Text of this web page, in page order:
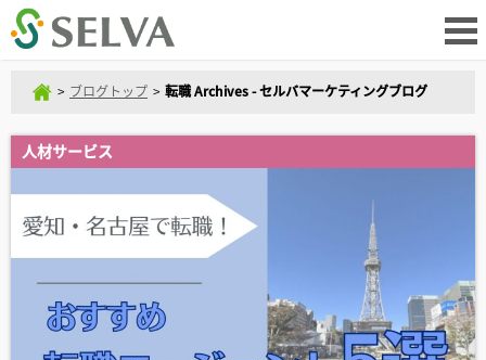
> ブログトップ > 転職 Archives - セルバマーケティングブログ
人材サービス